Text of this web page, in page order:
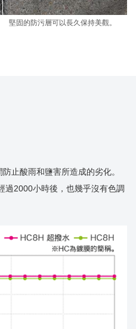
堅固的防污層可以長久保持美觀。
止酸雨和鹽害所造成的劣化。
過2000小時後，也幾乎沒有色調